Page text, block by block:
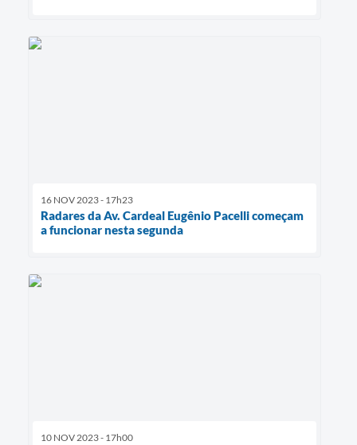
16 NOV 2023 - 17h23
Radares da Av. Cardeal Eugênio Pacelli começam
a funcionar nesta segunda
10 NOV 2023 - 17h00